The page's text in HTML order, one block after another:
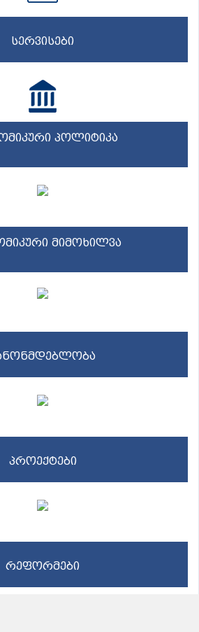
სერვისები
პოლიტიკა
მიმოხილვა
პროექტები
რეფორმები